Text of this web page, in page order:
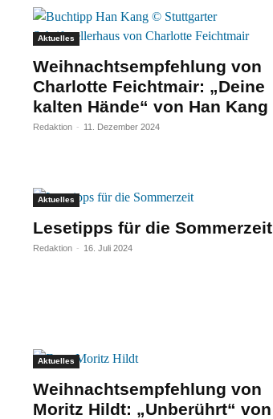
Aktuelles
Weihnachtsempfehlung von
Charlotte Feichtmair: „Deine
kalten Hände“ von Han Kang
Redaktion - 11. Dezember 2024
Aktuelles
Lesetipps für die Sommerzeit
Redaktion - 16. Juli 2024
Aktuelles
Weihnachtsempfehlung von
Moritz Hildt: „Unberührt“ von